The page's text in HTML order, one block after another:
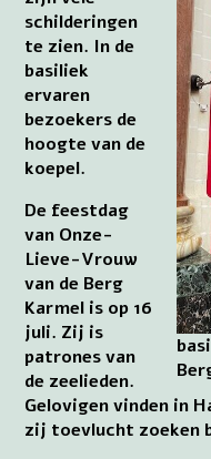
schilderingen
te zien. In de
basiliek
ervaren
bezoekers de
hoogte van de
koepel.
De feestdag
van Onze-
Lieve-Vrouw
van de Berg
Karmel is op 16
juli. Zij is
patrones van
de zeelieden.
Gelovigen vinden in
zij toevlucht zoeken